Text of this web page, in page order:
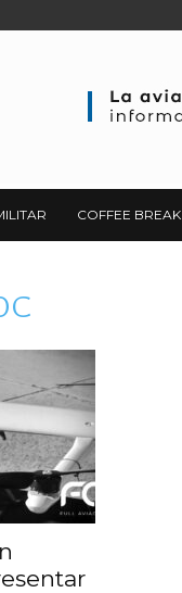
COFFEE BREAK